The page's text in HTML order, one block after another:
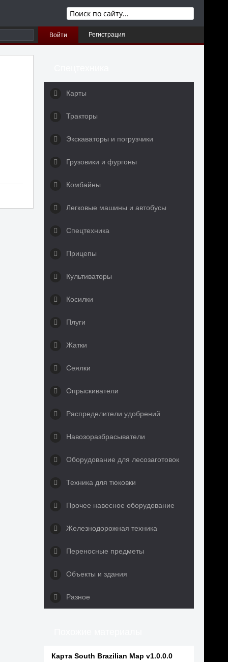
Войти Регистрация
Карты
Тракторы
Экскаваторы и погрузчики
Грузовики и фургоны
Комбайны
Легковые машины и автобусы
Спецтехника
Прицепы
Культиваторы
Косилки
Плуги
Жатки
Сеялки
Опрыскиватели
Распределители удобрений
Навозоразбрасыватели
Оборудование для лесозаготовок
Техника для тюковки
Прочее навесное оборудование
Железнодорожная техника
Переносные предметы
Объекты и здания
Разное
Карта South Brazilian Map v1.0.0.0